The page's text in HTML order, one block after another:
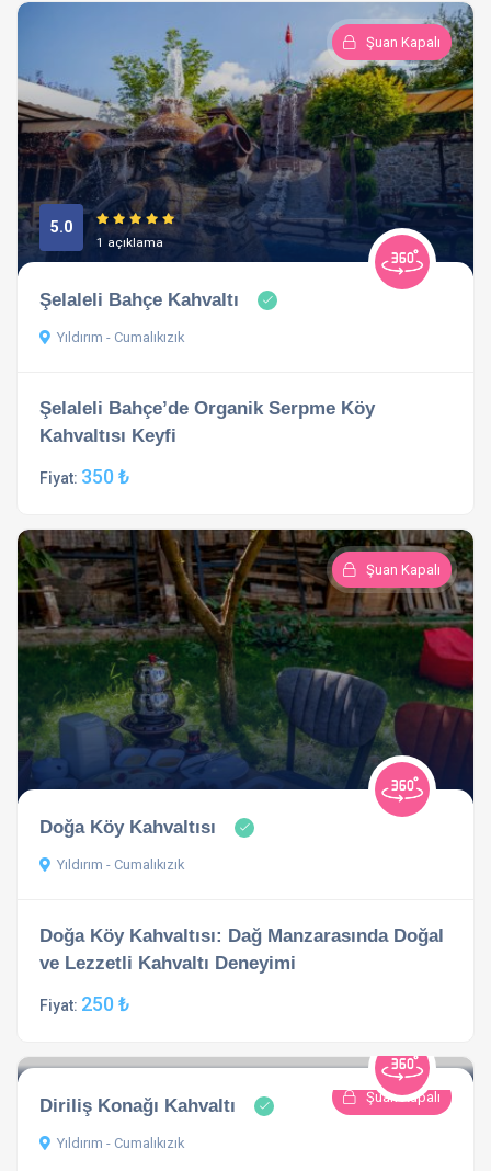
Şuan Kapalı
5.0
1 açıklama
Şelaleli Bahçe Kahvaltı
Yıldırım - Cumalıkızık
Şelaleli Bahçe’de Organik Serpme Köy
Kahvaltısı Keyfi
Fiyat: 350 ₺
Şuan Kapalı
Doğa Köy Kahvaltısı
Yıldırım - Cumalıkızık
Doğa Köy Kahvaltısı: Dağ Manzarasında Doğal
ve Lezzetli Kahvaltı Deneyimi
Fiyat: 250 ₺
Şuan Kapalı
Diriliş Konağı Kahvaltı
Yıldırım - Cumalıkızık